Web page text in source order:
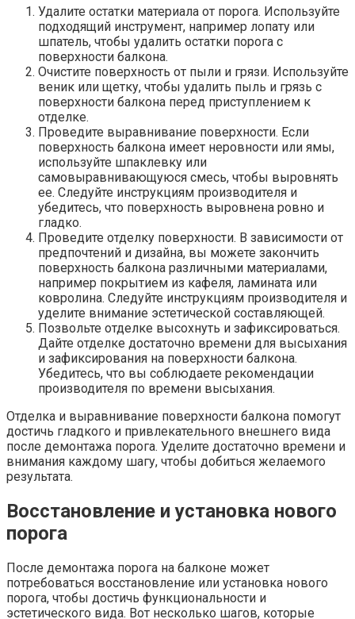
Удалите остатки материала от порога. Используйте
подходящий инструмент, например лопату или
шпатель, чтобы удалить остатки порога с
поверхности балкона.​
Очистите поверхность от пыли и грязи.​ Используйте
веник или щетку, чтобы удалить пыль и грязь с
поверхности балкона перед приступлением к
отделке.​
Проведите выравнивание поверхности.​ Если
поверхность балкона имеет неровности или ямы,
используйте шпаклевку или
самовыравнивающуюся смесь, чтобы выровнять
ее.​ Следуйте инструкциям производителя и
убедитесь, что поверхность выровнена ровно и
гладко.​
Проведите отделку поверхности.​ В зависимости от
предпочтений и дизайна, вы можете закончить
поверхность балкона различными материалами,
например покрытием из кафеля, ламината или
ковролина.​ Следуйте инструкциям производителя и
уделите внимание эстетической составляющей.​
Позвольте отделке высохнуть и зафиксироваться.​
Дайте отделке достаточно времени для высыхания
и зафиксирования на поверхности балкона.​
Убедитесь, что вы соблюдаете рекомендации
производителя по времени высыхания.​
Отделка и выравнивание поверхности балкона помогут
достичь гладкого и привлекательного внешнего вида
после демонтажа порога. Уделите достаточно времени и
внимания каждому шагу, чтобы добиться желаемого
результата.​
Восстановление и установка нового
порога
После демонтажа порога на балконе может
потребоваться восстановление или установка нового
порога, чтобы достичь функциональности и
эстетического вида. Вот несколько шагов, которые